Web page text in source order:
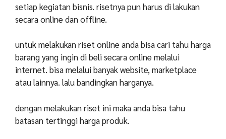
setiap kegiatan bisnis. risetnya pun harus di lakukan
secara online dan offline.
untuk melakukan riset online anda bisa cari tahu harga
barang yang ingin di beli secara online melalui
internet. bisa melalui banyak website, marketplace
atau lainnya. lalu bandingkan harganya.
dengan melakukan riset ini maka anda bisa tahu
batasan tertinggi harga produk.